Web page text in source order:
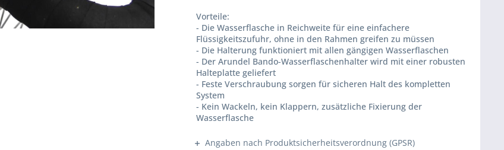
Vorteile:
- Die Wasserflasche in Reichweite für eine einfachere
Flüssigkeitszufuhr, ohne in den Rahmen greifen zu müssen
- Die Halterung funktioniert mit allen gängigen Wasserflaschen
- Der Arundel Bando-Wasserflaschenhalter wird mit einer robusten
Halteplatte geliefert
- Feste Verschraubung sorgen für sicheren Halt des kompletten
System
- Kein Wackeln, kein Klappern, zusätzliche Fixierung der
Wasserflasche
Angaben nach Produktsicherheitsverordnung (GPSR)